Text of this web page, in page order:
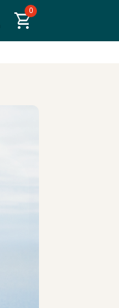
shopping_cart
0